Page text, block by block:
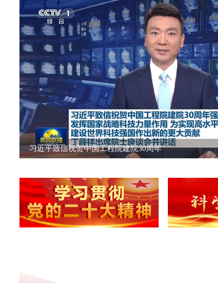
习近平致信祝贺中国工程院建院30周年